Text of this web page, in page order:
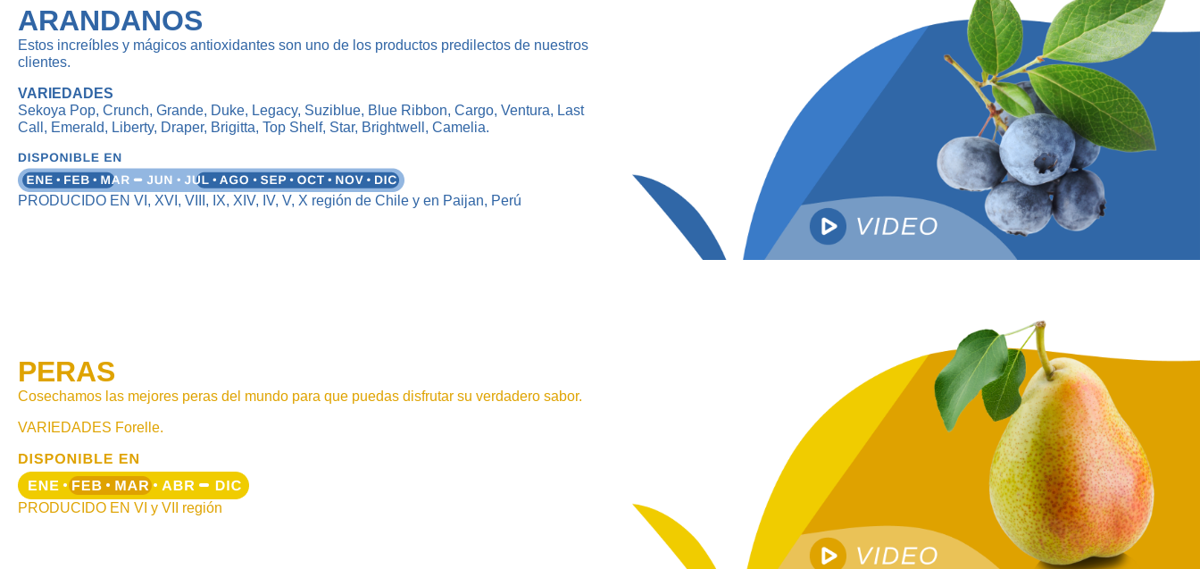
ARANDANOS
Estos increíbles y mágicos antioxidantes son uno de los productos predilectos de nuestros
clientes.
VARIEDADES
Sekoya Pop, Crunch, Grande, Duke, Legacy, Suziblue, Blue Ribbon, Cargo, Ventura, Last
Call, Emerald, Liberty, Draper, Brigitta, Top Shelf, Star, Brightwell, Camelia.
PRODUCIDO EN VI, XVI, VIII, IX, XIV, IV, V, X región de Chile y en Paijan, Perú
PERAS
Cosechamos las mejores peras del mundo para que puedas disfrutar su verdadero sabor.
VARIEDADES Forelle.
PRODUCIDO EN VI y VII región